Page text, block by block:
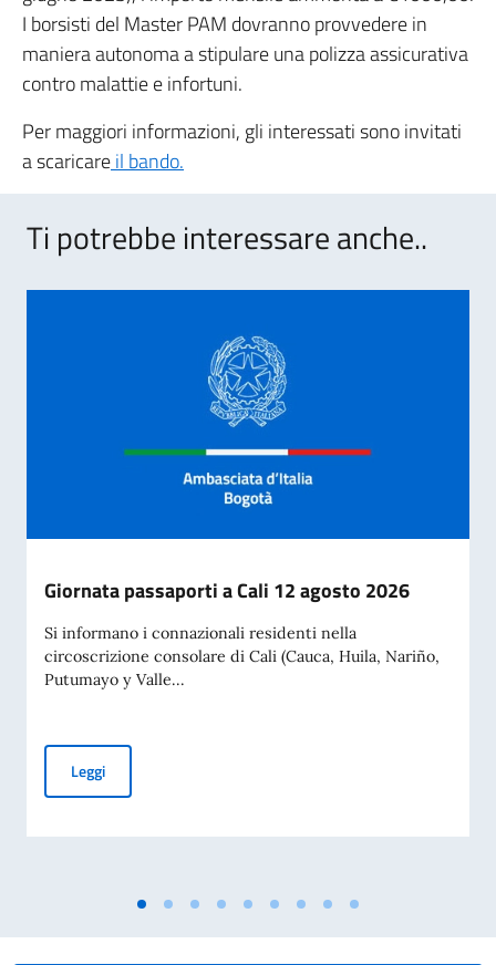
I borsisti del Master PAM dovranno provvedere in
maniera autonoma a stipulare una polizza assicurativa
contro malattie e infortuni.
Per maggiori informazioni, gli interessati sono invitati
a scaricareil bando.
Ti potrebbe interessare anche..
Giornata passaporti a Cali 12 agosto 2026
Si informano i connazionali residenti nella
circoscrizione consolare di Cali (Cauca, Huila, Nariño,
Putumayo y Valle...
LeggiGiornata passaporti a Cali 12 agosto 2026